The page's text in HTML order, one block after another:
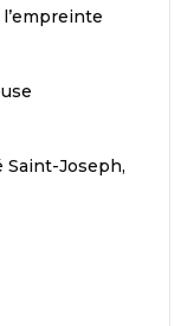
Saint-Joseph,